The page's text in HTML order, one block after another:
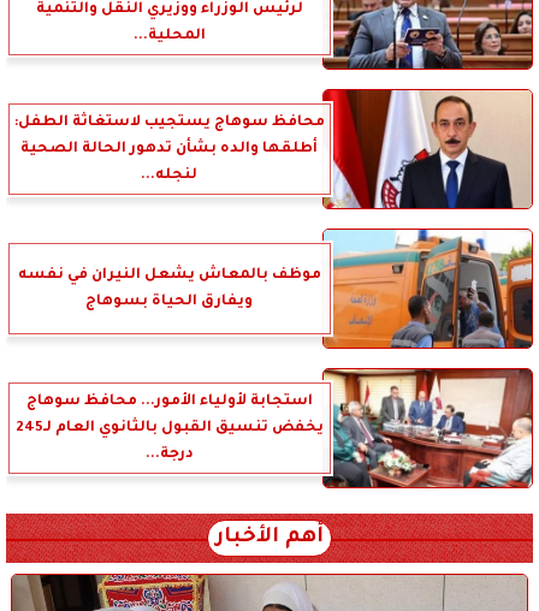
لرئيس الوزراء ووزيري النقل والتنمية
المحلية...
محافظ سوهاج يستجيب لاستغاثة الطفل:
أطلقها والده بشأن تدهور الحالة الصحية
لنجله...
موظف بالمعاش يشعل النيران في نفسه
ويفارق الحياة بسوهاج
استجابة لأولياء الأمور... محافظ سوهاج
يخفض تنسيق القبول بالثانوي العام لـ245
درجة...
أهم الأخبار